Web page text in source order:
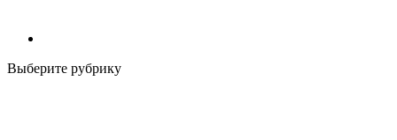
Выберите рубрику